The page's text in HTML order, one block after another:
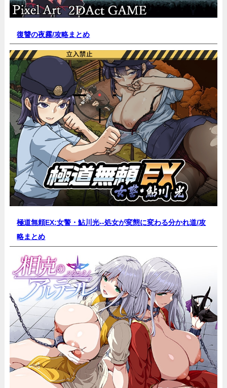
復讐の夜霧/攻略まとめ
極道無頼EX:女警・鮎川光--処女が変態に変わる分かれ道/攻
略まとめ